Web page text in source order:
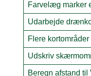
Farvelæg marker
Udarbejde
Flere
Udskriv
Beregn afstand